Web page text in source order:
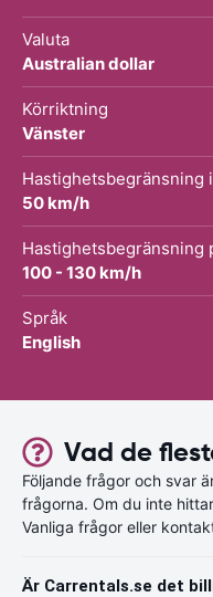
Valuta
Australian dollar
Körriktning
Vänster
Hastighetsbegränsning
50 km/h
Hastighetsbegränsning
100 - 130 km/h
Språk
English
Vad de
Följande frågor och svar
frågorna. Om du inte
Vanliga frågor eller
Är Carrentals.se det